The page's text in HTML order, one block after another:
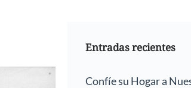
Entradas recientes
Confíe su Hogar a